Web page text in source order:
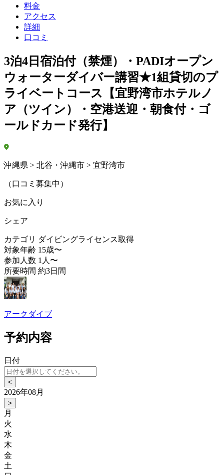
料金
アクセス
詳細
口コミ
3泊4日宿泊付（禁煙）・PADIオープン
ウォーターダイバー講習★1組貸切のプ
ライベートコース【宜野湾市ホテルノ
ア（ツイン）・空港送迎・朝食付・ゴ
ールドカード発行】
沖縄県 > 北谷・沖縄市 > 宜野湾市
（口コミ募集中）
お気に入り
シェア
カテゴリ ダイビングライセンス取得
対象年齢 15歳〜
参加人数 1人〜
所要時間 約3日間
アークダイブ
予約内容
日付
<
2026年08月
>
月
火
水
木
金
土